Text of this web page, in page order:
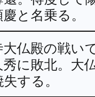
と名乗る。
大仏殿の戦い
秀に敗北。大
する。